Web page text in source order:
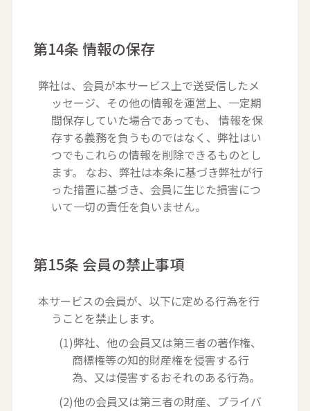
第14条 情報の保存
弊社は、会員が本サービス上で送受信したメ
ッセージ、その他の情報を運営上、一定期
間保存していた場合であっても、 情報を保
存する義務を負うものではなく、弊社はい
つでもこれらの情報を削除できるものとし
ます。 なお、弊社は本条に基づき弊社が行
った措置に基づき、会員に生じた損害につ
いて一切の責任を負いません。
第15条 会員の禁止事項
本サービスの会員が、以下に定める行為を行
うことを禁止します。
(1)弊社、他の会員又は第三者の著作権、
商標権等の知的財産権を侵害する行
為、又は侵害するおそれのある行為。
(2)他の会員又は第三者の財産、プライバ